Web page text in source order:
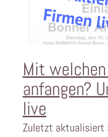
Mit
anfangen?
live
Zuletzt aktualisiert